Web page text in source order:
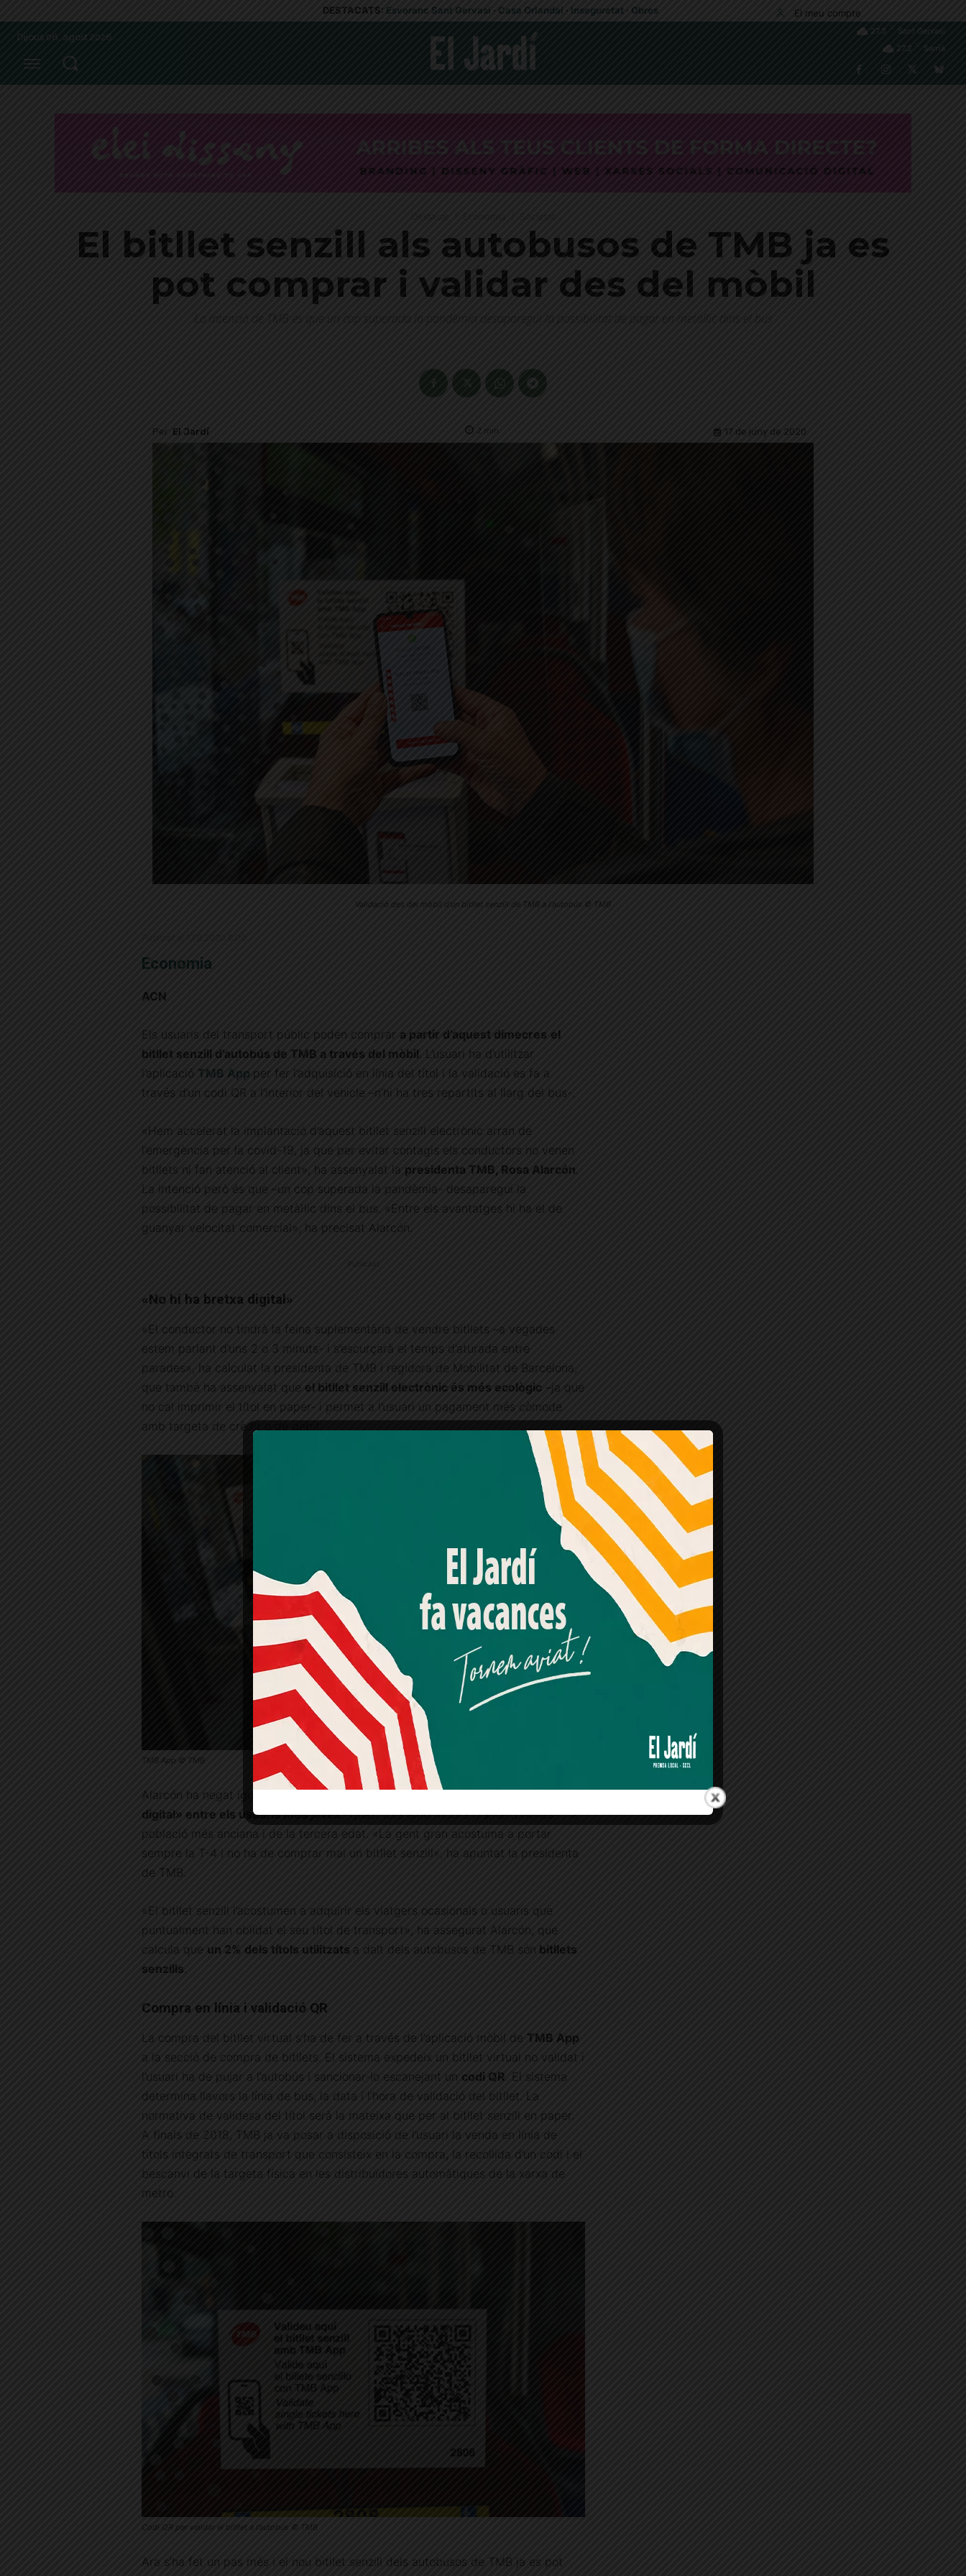
DESTACATS: Esvoranc Sant Gervasi · Casa Orlandai · Inseguretat · Obres El meu compte
Dijous 06, agost 2026
27.3
Sant Gervasi
27.2
Sarrià
Economia
El bitllet senzill als autobusos de TMB ja es
pot comprar i validar des del mòbil
La intenció de TMB és que un cop superada la pandèmia desaparegui la possibilitat de pagar en metàl·lic dins el bus
Per El Jardí 2 min. 17 de juny de 2020
Validació des del mòbil d'un bitllet senzill de TMB a l'autobús © TMB
Economia
ACN
Els usuaris del transport públic poden comprar a partir d’aquest dimecres el
bitllet senzill d’autobús de TMB a través del mòbil . L’usuari ha d’utilitzar
l’aplicació TMB App per fer l’adquisició en línia del títol i la validació es fa a
través d’un codi QR a l’interior del vehicle –n’hi ha tres repartits al llarg del bus-.
«Hem accelerat la implantació d’aquest bitllet senzill electrònic arran de
l’emergència per la covid-19, ja que per evitar contagis els conductors no venen
bitllets ni fan atenció al client», ha assenyalat la presidenta TMB, Rosa Alarcón
La intenció però és que –un cop superada la pandèmia- desaparegui la
possibilitat de pagar en metàl·lic dins el bus. «Entre els avantatges hi ha el de
guanyar velocitat comercial», ha precisat Alarcón.
Publicitat
«No hi ha bretxa digital»
«El conductor no tindrà la feina suplementària de vendre bitllets –a vegades
estem parlant d’uns 2 o 3 minuts- i s’escurçarà el temps d’aturada entre
parades», ha calculat la presidenta de TMB i regidora de Mobilitat de Barcelona,
que també ha assenyalat que el bitllet senzill electrònic és més ecològic –ja que
no cal imprimir el títol en paper- i permet a l’usuari un pagament més còmode
amb targeta de crèdit o de dèbit.
TMB App © TMB
Alarcón ha negat igualmentque el bitllet senzill electrònic fomenti la «bretxa
digital» entre els usuaris més joves–quasi tots amb mòbils o smartphones- i la
població més anciana i de la tercera edat. «La gent gran acostuma a portar
sempre la T-4 i no ha de comprar mai un bitllet senzill», ha apuntat la presidenta
de TMB.
«El bitllet senzill l’acostumen a adquirir els viatgers ocasionals o usuaris que
puntualment han oblidat el seu títol de transport», ha assegurat Alarcón, que
calcula que un 2% dels títols utilitzats a dalt dels autobusos de TMB són bitllets
senzills
Compra en línia i validació QR
La compra del bitllet virtual s’ha de fer a través de l’aplicació mòbil de TMB App
a la secció de compra de bitllets. El sistema expedeix un bitllet virtual no validat i
l’usuari ha de pujar a l’autobús i sancionar-lo escanejant un codi QR . El sistema
determina llavors la línia de bus, la data i l’hora de validació del bitllet. La
normativa de validesa del títol serà la mateixa que per al bitllet senzill en paper.
A finals de 2018, TMB ja va posar a disposició de l’usuari la venda en línia de
títols integrats de transport que consisteix en la compra, la recollida d’un codi i el
bescanvi de la targeta física en les distribuïdores automàtiques de la xarxa de
metro.
Codi QR per validar el bitllet a l’autobús © TMB
Ara s’ha fet un pas més i el nou bitllet senzill dels autobusos de TMB ja es pot
Amb el seu acord, nosaltres fem servir galetes o
tecnologies similars per emmagatzemar, accedir i
processar dades personals com la seva visita a aquest lloc
web. Pot retirar el seu consentiment o oposar-se al
processament de dades basat en interessos legítims en
qualsevol moment fent clic a "Ajustos de cookies" o a la
nostra Política de privacitat en aquest lloc web. Si cliques
"acceptar" dones el teu consentiment
Més informació Acceptar Rebutjar tot
Quan l’usuari crea un compte al Diari el Jardí, dona el seu
consentiment explícit per rebre comunicacions
informatives relacionades amb el servei. Aquest
consentiment pot ser revocat en qualsevol moment
mitjançant l’enllaç de baixa present a tots els correus.